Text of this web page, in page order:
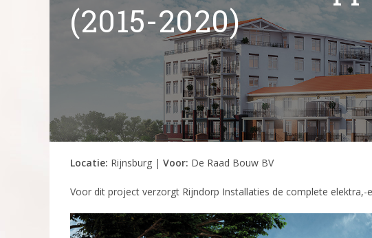
(2015-2020)
Locatie: Rijnsburg | Voor: De Raad Bouw BV
Voor dit project verzorgt Rijndorp Installaties de complete